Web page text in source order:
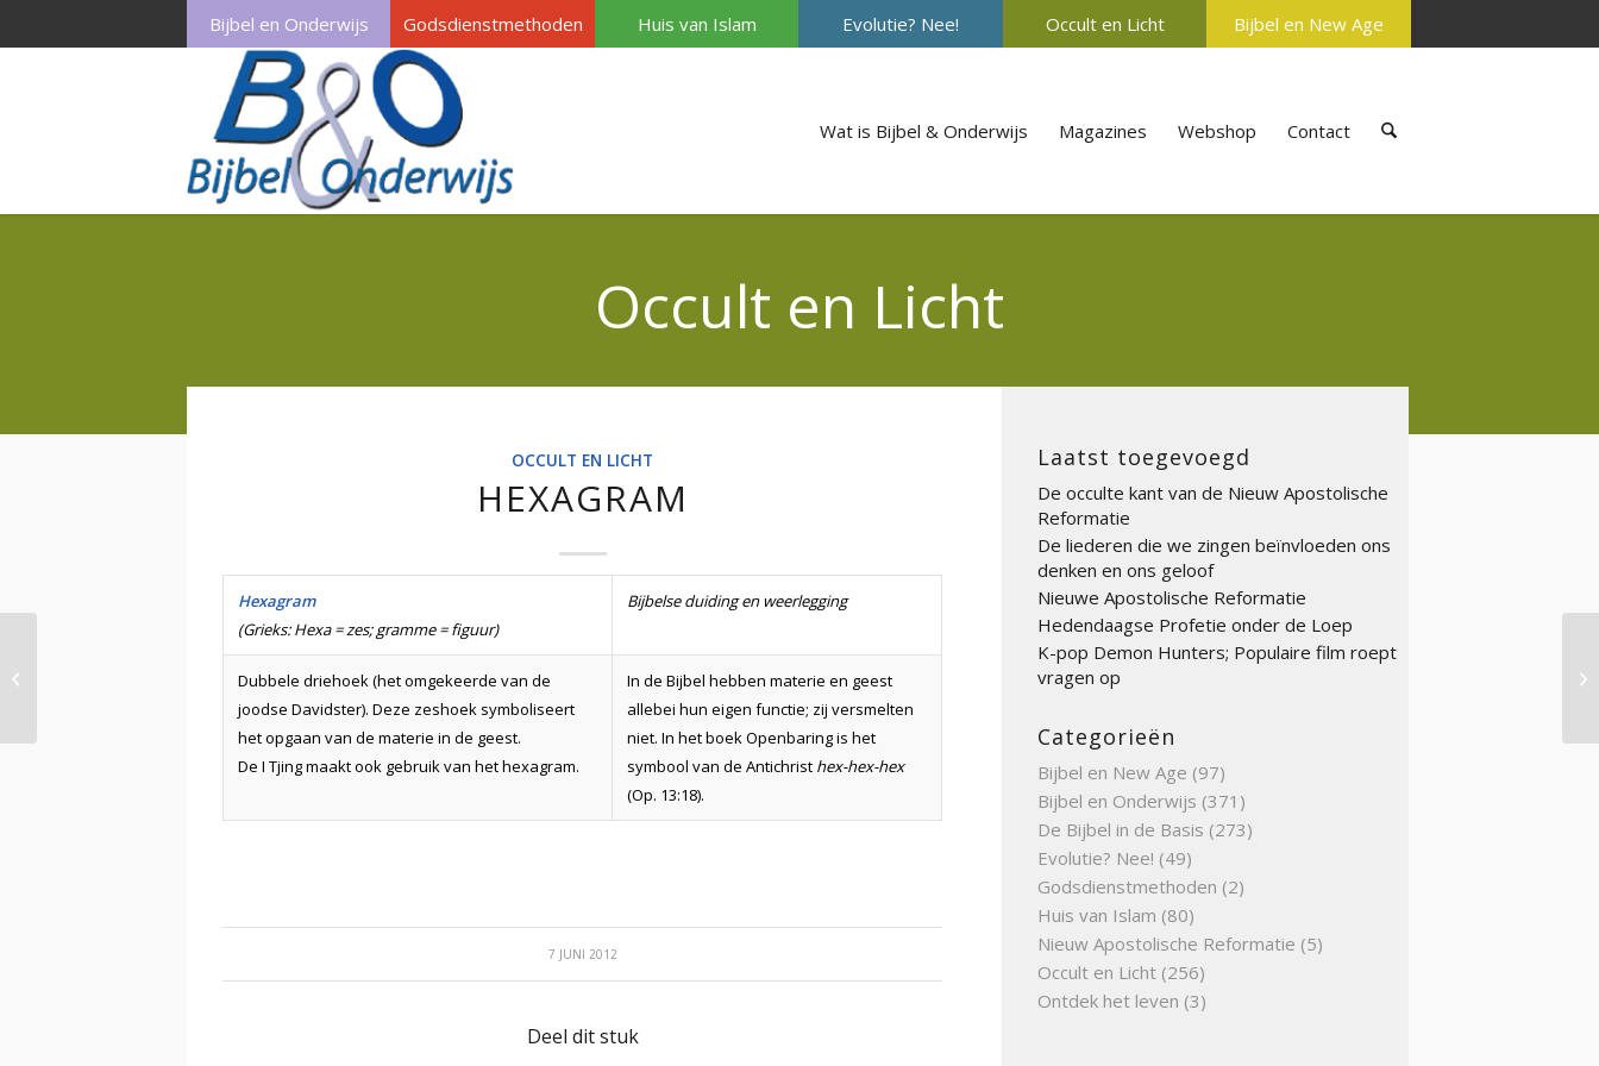
Bijbel en Onderwijs Godsdienstmethoden Huis van Islam Evolutie? Nee! Occult en Licht Bijbel en New Age
Wat is Bijbel & Onderwijs Magazines Webshop Contact
Occult en Licht
OCCULT EN LICHT
HEXAGRAM
Hexagram
(Grieks: Hexa = zes; gramme = figuur)
Bijbelse duiding en weerlegging
Dubbele driehoek (het omgekeerde van de
joodse Davidster). Deze zeshoek symboliseert
het opgaan van de materie in de geest.
De I Tjing maakt ook gebruik van het hexagram.
In de Bijbel hebben materie en geest
allebei hun eigen functie; zij versmelten
niet. In het boek Openbaring is het
symbool van de Antichrist hex-hex-hex
(Op. 13:18).
7 JUNI 2012
Deel dit stuk
Laatst toegevoegd
De occulte kant van de Nieuw Apostolische
Reformatie
De liederen die we zingen beïnvloeden ons
denken en ons geloof
Nieuwe Apostolische Reformatie
Hedendaagse Profetie onder de Loep
K-pop Demon Hunters; Populaire film roept
vragen op
Categorieën
Bijbel en New Age (97)
Bijbel en Onderwijs (371)
De Bijbel in de Basis (273)
Evolutie? Nee! (49)
Godsdienstmethoden (2)
Huis van Islam (80)
Nieuw Apostolische Reformatie (5)
Occult en Licht (256)
Ontdek het leven (3)